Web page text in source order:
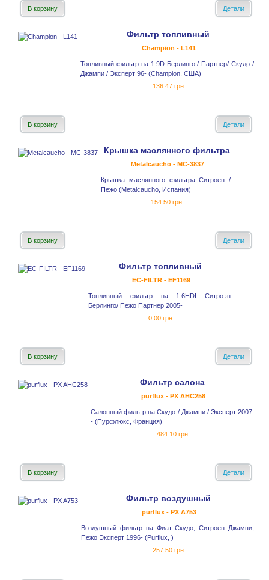
В корзину Детали
Фильтр топливный
Champion - L141
Топливный фильтр на 1.9D Берлинго / Партнер/ Скудо /
Джампи / Эксперт 96- (Champion, США)
136.47 грн.
В корзину Детали
Крышка маслянного фильтра
Metalcaucho - MC-3837
Крышка маслянного фильтра Ситроен /
Пежо (Metalcaucho, Испания)
154.50 грн.
В корзину Детали
Фильтр топливный
EC-FILTR - EF1169
Топливный фильтр на 1.6HDI Ситроэн
Берлинго/ Пежо Партнер 2005-
0.00 грн.
В корзину Детали
Фильтр салона
purflux - PX AHC258
Салонный фильтр на Скудо / Джампи / Эксперт 2007
- (Пурфлюкс, Франция)
484.10 грн.
В корзину Детали
Фильтр воздушный
purflux - PX A753
Воздушный фильтр на Фиат Скудо, Ситроен Джампи,
Пежо Эксперт 1996- (Purflux, )
257.50 грн.